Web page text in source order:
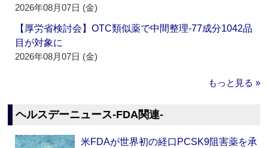
2026年08月07日 (金)
【厚労省検討会】OTC類似薬で中間整理‐77成分1042品
目が対象に
2026年08月07日 (金)
もっと見る »
ヘルスデーニュース‐FDA関連‐
米FDAが世界初の経口PCSK9阻害薬を承